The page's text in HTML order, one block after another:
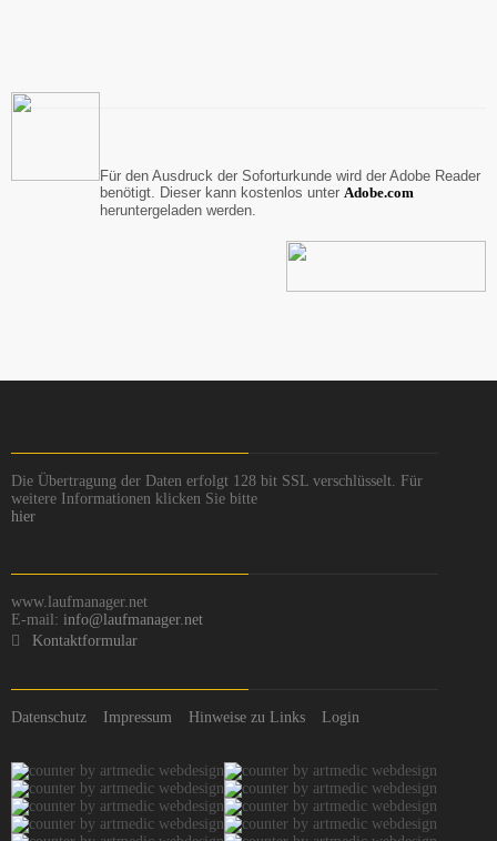
Für den Ausdruck der Soforturkunde wird der Adobe Reader
benötigt. Dieser kann kostenlos unter Adobe.com
heruntergeladen werden.
Die Übertragung der Daten erfolgt 128 bit SSL verschlüsselt. Für
weitere Informationen klicken Sie bitte
hier
www.laufmanager.net
E-mail: info@laufmanager.net
Kontaktformular
Datenschutz Impressum Hinweise zu Links Login